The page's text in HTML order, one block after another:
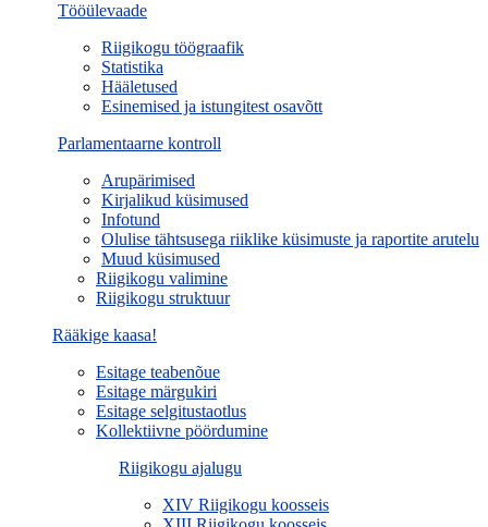
Tööülevaade
Riigikogu töögraafik
Statistika
Hääletused
Esinemised ja istungitest osavõtt
Parlamentaarne kontroll
Arupärimised
Kirjalikud küsimused
Infotund
Olulise tähtsusega riiklike küsimuste ja raportite arutelu
Muud küsimused
Riigikogu valimine
Riigikogu struktuur
Rääkige kaasa!
Esitage teabenõue
Esitage märgukiri
Esitage selgitustaotlus
Kollektiivne pöördumine
Riigikogu ajalugu
XIV Riigikogu koosseis